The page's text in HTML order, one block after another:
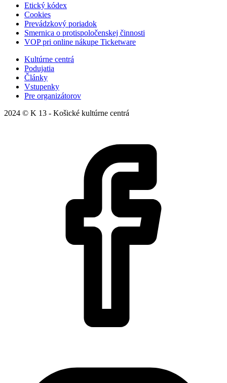
Etický kódex
Cookies
Prevádzkový poriadok
Smernica o protispoločenskej činnosti
VOP pri online nákupe Ticketware
Kultúrne centrá
Podujatia
Články
Vstupenky
Pre organizátorov
2024 © K 13 - Košické kultúrne centrá